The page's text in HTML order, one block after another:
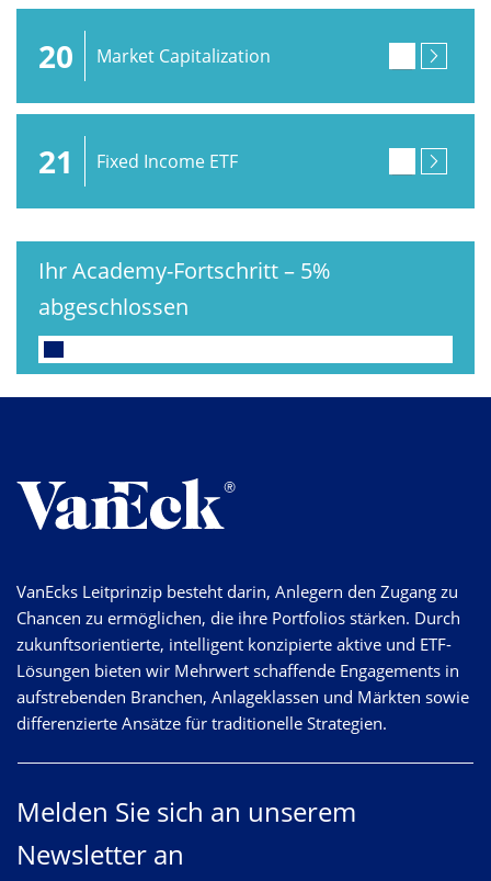
20 Market Capitalization
21 Fixed Income ETF
Ihr Academy-Fortschritt– 5%
abgeschlossen
VanEcks Leitprinzip besteht darin, Anlegern den Zugang zu
Chancen zu ermöglichen, die ihre Portfolios stärken. Durch
zukunftsorientierte, intelligent konzipierte aktive und ETF-
Lösungen bieten wir Mehrwert schaffende Engagements in
aufstrebenden Branchen, Anlageklassen und Märkten sowie
differenzierte Ansätze für traditionelle Strategien.
Melden Sie sich an unserem
Newsletter an